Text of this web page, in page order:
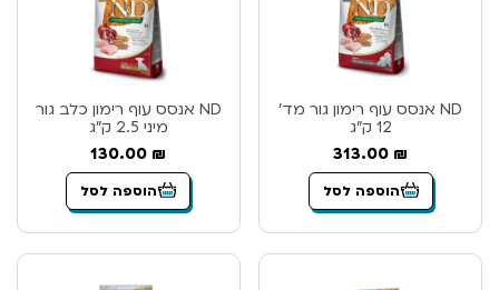
ND אנסס עוף רימון גור מד’
12 ק”ג
313.00 ₪
הוספה לסל
ND אנסס עוף רימון כלב גור
מיני 2.5 ק”ג
130.00 ₪
הוספה לסל